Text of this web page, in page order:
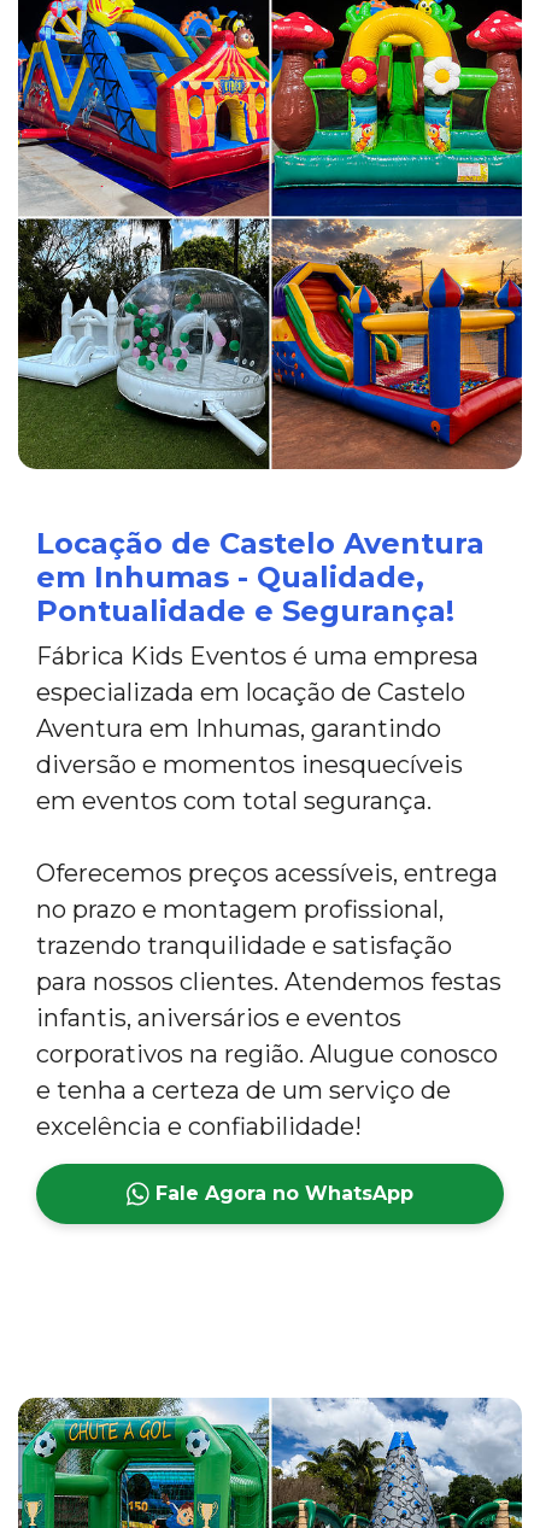
Locação de Castelo Aventura
em Inhumas - Qualidade,
Pontualidade e Segurança!
Fábrica Kids Eventos é uma empresa
especializada em locação de Castelo
Aventura em Inhumas, garantindo
diversão e momentos inesquecíveis
em eventos com total segurança.
Oferecemos preços acessíveis, entrega
no prazo e montagem profissional,
trazendo tranquilidade e satisfação
para nossos clientes. Atendemos festas
infantis, aniversários e eventos
corporativos na região. Alugue conosco
e tenha a certeza de um serviço de
excelência e confiabilidade!
Fale Agora no WhatsApp